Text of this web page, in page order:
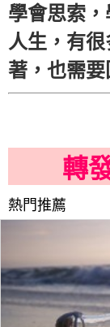
學會思索，
人生，有
著，也需要
轉
熱門推薦